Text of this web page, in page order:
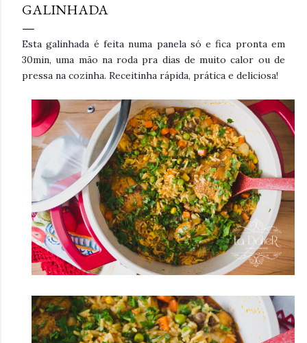
GALINHADA
Esta galinhada é feita numa panela só e fica pronta em
30min, uma mão na roda pra dias de muito calor ou de
pressa na cozinha. Receitinha rápida, prática e deliciosa!